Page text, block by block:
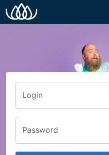
Login
Password